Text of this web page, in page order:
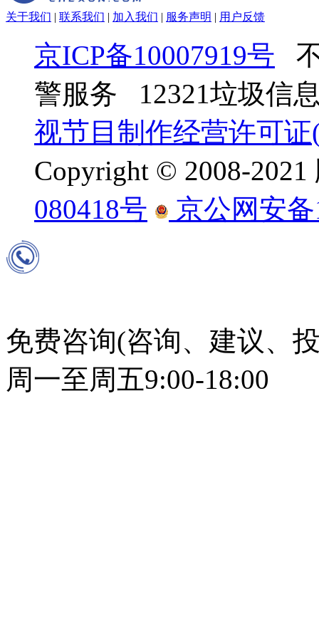
关于我们 | 联系我们 | 加入我们 | 服务声明 | 用户反馈
京ICP备10007919号
警服务 12321垃圾信
视节目制作经营许可证
Copyright © 2008-
080418号
京公网安备
免费咨询(咨询、建议、
周一至周五9:00-18:00